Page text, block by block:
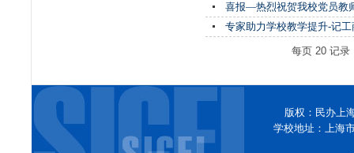
喜报—热烈祝贺我校党员教
专家助力学校教学提升-记
每页 20 记录
版权：民办上
学校地址：上海